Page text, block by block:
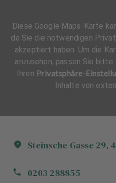
Steinsche Gasse 29,
0203 288855
Diese Google Maps-Karte
da Sie die notwendigen
akzeptiert haben. Um die
anzusehen, passen Sie
Ihren Privatsphäre-
Inhalte von